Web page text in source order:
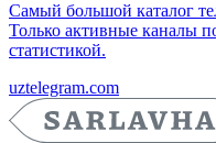
Самый большой каталог
Только активные каналы
статистикой.
uztelegram.com